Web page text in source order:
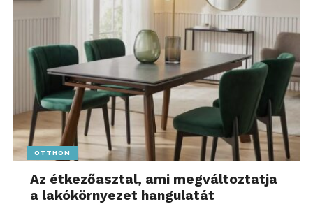
OTTHON
Az étkezőasztal, ami megváltoztatja
a lakókörnyezet hangulatát